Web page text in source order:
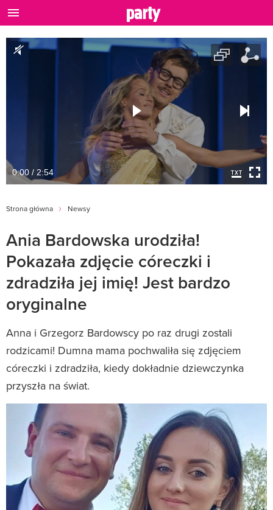
0:00 / 2:54
Strona główna Newsy
Ania Bardowska urodziła!
Pokazała zdjęcie córeczki i
zdradziła jej imię! Jest bardzo
oryginalne
Anna i Grzegorz Bardowscy po raz drugi zostali
rodzicami! Dumna mama pochwaliła się zdjęciem
córeczki i zdradziła, kiedy dokładnie dziewczynka
przyszła na świat.